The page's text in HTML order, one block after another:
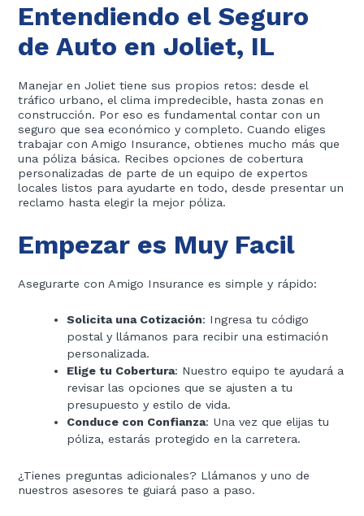
Entendiendo el Seguro
de Auto en Joliet, IL
Manejar en Joliet tiene sus propios retos: desde el
tráfico urbano, el clima impredecible, hasta zonas en
construcción. Por eso es fundamental contar con un
seguro que sea económico y completo. Cuando eliges
trabajar con Amigo Insurance, obtienes mucho más que
una póliza básica. Recibes opciones de cobertura
personalizadas de parte de un equipo de expertos
locales listos para ayudarte en todo, desde presentar un
reclamo hasta elegir la mejor póliza.
Empezar es Muy Facil
Asegurarte con Amigo Insurance es simple y rápido:
Solicita una Cotización: Ingresa tu código
postal y llámanos para recibir una estimación
personalizada.
Elige tu Cobertura: Nuestro equipo te ayudará a
revisar las opciones que se ajusten a tu
presupuesto y estilo de vida.
Conduce con Confianza: Una vez que elijas tu
póliza, estarás protegido en la carretera.
¿Tienes preguntas adicionales? Llámanos y uno de
nuestros asesores te guiará paso a paso.